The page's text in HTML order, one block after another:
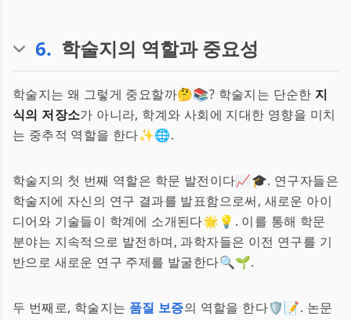
6. 학술지의 역할과 중요성
학술지는 왜 그렇게 중요할까🤔📚? 학술지는 단순한 지
식의 저장소가 아니라, 학계와 사회에 지대한 영향을 미치
는 중추적 역할을 한다✨🌐.
학술지의 첫 번째 역할은 학문 발전이다📈🎓. 연구자들은
학술지에 자신의 연구 결과를 발표함으로써, 새로운 아이
디어와 기술들이 학계에 소개된다🌟💡. 이를 통해 학문
분야는 지속적으로 발전하며, 과학자들은 이전 연구를 기
반으로 새로운 연구 주제를 발굴한다🔍🌱.
두 번째로, 학술지는 품질 보증의 역할을 한다🛡️📝. 논문